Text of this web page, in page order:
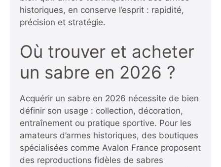
historiques, en conserve l’esprit : rapidité,
précision et stratégie.
Où trouver et acheter
un sabre en 2026 ?
Acquérir un sabre en 2026 nécessite de bien
définir son usage : collection, décoration,
entraînement ou pratique sportive. Pour les
amateurs d’armes historiques, des boutiques
spécialisées comme Avalon France proposent
des reproductions fidèles de sabres